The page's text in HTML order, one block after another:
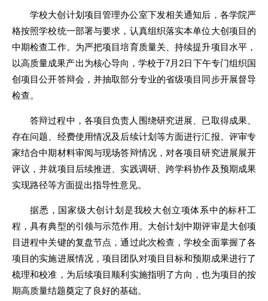
学校大创计划项目管理办公室下发相关通知后，各学院严
格按照学校统一部署与要求，认真组织落实本单位大创项目的
中期检查工作。为严把项目培育质量关、持续提升项目水平，
以高质量成果产出为核心导向，学校于7月2日下午专门组织国
创项目公开答辩会，并抽取部分专业的省级项目同步开展督导
检查。
答辩过程中，各项目负责人围绕研究进展、已取得成果、
存在问题、经费使用情况及后续计划等方面进行汇报。评审专
家结合中期材料审阅与现场答辩情况，对各项目研究进展展开
评议，并就项目后续推进、实践调研、跨学科协作及预期成果
实现路径等方面提出指导性意见。
据悉，国家级大创计划是我校大创立项体系中的标杆工
程，具有典型的引领与示范作用。大创计划中期评审是大创项
目进程中关键的复盘节点，通过此次检查，学校全面掌握了各
项目的实施进展情况，项目团队对项目目标和预期成果进行了
梳理和校准，为后续项目顺利实施指明了方向，也为项目的按
期高质量结题奠定了良好的基础。